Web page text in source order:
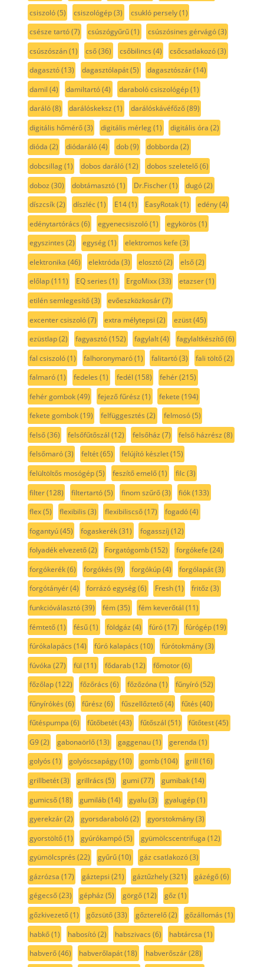
csiszoló(5) csiszológép(3) csukló persely(1)
csésze tartó(7) csúszógyűrű(1) csúszósines gérvágó(3)
csúszószán(1) cső(36) csőbilincs (4) csőcsatlakozó(3)
dagasztó(13) dagasztólapát(5) dagasztószár(14)
damil (4) damiltartó(4) daraboló csiszológép(1)
daráló(8) darálóskeksz (1) darálóskávéfőző(89)
digitális hőmérő(3) digitális mérleg(1) digitális óra (2)
dióda (2) diódaráló(4) dob(9) dobborda (2)
dobcsillag(1) dobos daráló(12) dobos szeletelő(6)
doboz (30) dobtámasztó(1) Dr.Fischer(1) dugó(2)
díszcsík(2) díszléc(1) E14(1) EasyRotak(1) edény(4)
edénytartórács (6) egyenecsiszoló(1) egykörös (1)
egyszintes (2) egység(1) elektromos kefe (3)
elektronika (46) elektróda (3) elosztó(2) első(2)
előlap(111) EQ series (1) ErgoMixx(33) etazser(1)
etilén semlegesítő(3) evőeszközkosár(7)
excenter csiszoló(7) extra mélytepsi (2) ezüst(45)
ezüstlap(2) fagyasztó(152) fagylalt(4) fagylaltkészítő(6)
fal csiszoló(1) falhoronymaró(1) falitartó(3) fali töltő(2)
falmaró(1) fedeles (1) fedél (158) fehér(215)
fehér gombok(49) fejező fűrész (1) fekete (194)
fekete gombok(19) felfüggesztés (2) felmosó(5)
felső(36) felsőfűtőszál (12) felsőház (7) felső házrész (8)
felsőmaró(3) feltét(65) felújító készlet(15)
felültöltős mosógép(5) feszítő emelő(1) filc(3)
filter(128) filtertartó(5) finom szűrő(3) fiók(133)
flex(5) flexibilis (3) flexibiliscső(17) fogadó(4)
fogantyú(45) fogaskerék(31) fogasszíj (12)
folyadék elvezető(2) Forgatógomb(152) forgókefe (24)
forgókerék(6) forgókés (9) forgókúp(4) forgólapát(3)
forgótányér(4) forrázó egység(6) Fresh(1) fritőz (3)
funkcióválasztó(39) fém(35) fém keverőtál (11)
fémtető(1) fésű(1) földgáz (4) fúró(17) fúrógép(19)
fúrókalapács (14) fúró kalapács (10) fúrótokmány(3)
fúvóka (27) fül (11) fődarab(12) főmotor(6)
főzőlap(122) főzőrács (6) főzőzóna (1) fűnyíró(52)
fűnyírókés (6) fűrész (6) fűszellőztető(4) fűtés (40)
fűtéspumpa (6) fűtőbetét(43) fűtőszál (51) fűtőtest(45)
G9(2) gabonaörlő(13) gaggenau(1) gerenda (1)
golyós (1) golyóscsapágy(10) gomb(104) grill (16)
grillbetét(3) grillrács (5) gumi (77) gumibak(14)
gumicső(18) gumiláb(14) gyalu(3) gyalugép(1)
gyerekzár(2) gyorsdaraboló(2) gyorstokmány(3)
gyorstöltő(1) gyúrókampó(5) gyümölcscentrifuga (12)
gyümölcsprés (22) gyűrű(10) gáz csatlakozó(3)
gázrózsa (17) gáztepsi (21) gáztűzhely(321) gázégő(6)
gégecső(23) gépház (5) görgő(12) gőz (1)
gőzkivezető(1) gőzsütő(33) gőzterelő(2) gőzállomás (1)
habkő(1) habosító(2) habszivacs (6) habtárcsa (1)
habverő(46) habverőlapát(18) habverőszár(28)